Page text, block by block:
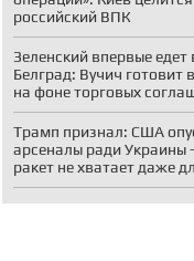
российский ВПК
Зеленский впервые едет
Белград: Вучич готовит
на фоне торговых
Трамп признал: США
арсеналы ради Украины
ракет не хватает даже